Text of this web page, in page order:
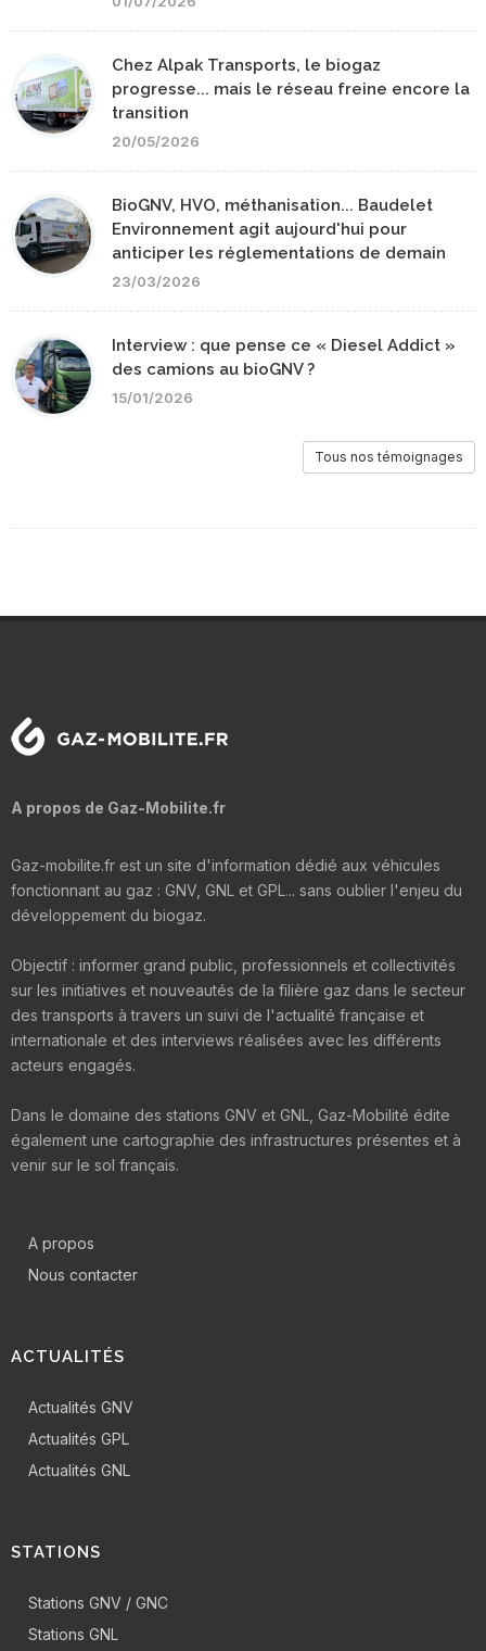
Chez Alpak Transports, le biogaz
progresse... mais le réseau freine encore la
transition
20/05/2026
BioGNV, HVO, méthanisation... Baudelet
Environnement agit aujourd'hui pour
anticiper les réglementations de demain
23/03/2026
Interview : que pense ce « Diesel Addict »
des camions au bioGNV ?
15/01/2026
Tous nos témoignages
A propos de Gaz-Mobilite.fr
Gaz-mobilite.fr est un site d'information dédié aux véhicules
fonctionnant au gaz : GNV, GNL et GPL... sans oublier l'enjeu du
développement du biogaz.
Objectif : informer grand public, professionnels et collectivités
sur les initiatives et nouveautés de la filière gaz dans le secteur
des transports à travers un suivi de l'actualité française et
internationale et des interviews réalisées avec les différents
acteurs engagés.
Dans le domaine des stations GNV et GNL, Gaz-Mobilité édite
également une cartographie des infrastructures présentes et à
venir sur le sol français.
A propos
Nous contacter
ACTUALITÉS
Actualités GNV
Actualités GPL
Actualités GNL
STATIONS
Stations GNV / GNC
Stations GNL